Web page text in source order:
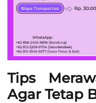
Tips
Agar Tetap